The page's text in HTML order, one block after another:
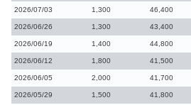
2026/07/03 1,300 46,400
2026/06/26 1,300 43,400
2026/06/19 1,400 44,800
2026/06/12 1,800 41,500
2026/06/05 2,000 41,700
2026/05/29 1,500 41,800